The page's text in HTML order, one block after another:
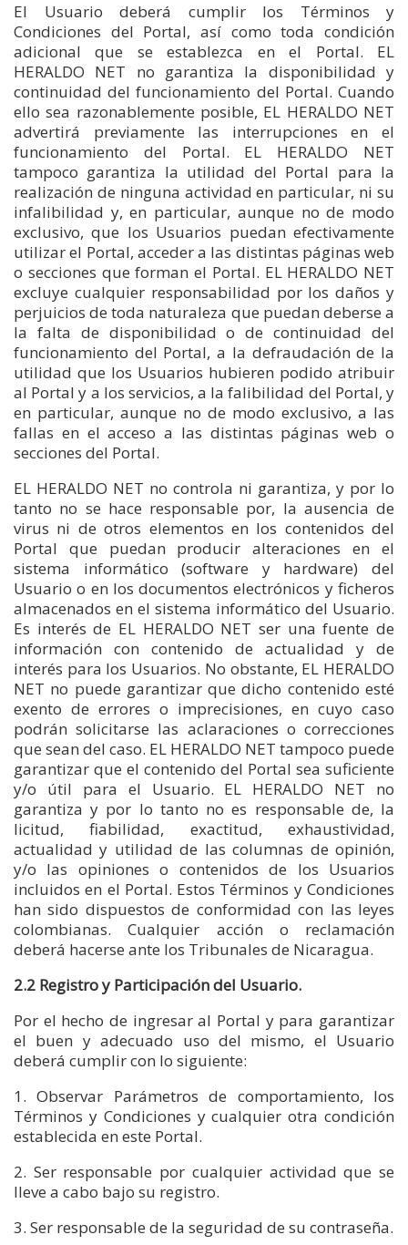
El Usuario deberá cumplir los Términos y
Condiciones del Portal, así como toda condición
adicional que se establezca en el Portal. EL
HERALDO NET no garantiza la disponibilidad y
continuidad del funcionamiento del Portal. Cuando
ello sea razonablemente posible, EL HERALDO NET
advertirá previamente las interrupciones en el
funcionamiento del Portal. EL HERALDO NET
tampoco garantiza la utilidad del Portal para la
realización de ninguna actividad en particular, ni su
infalibilidad y, en particular, aunque no de modo
exclusivo, que los Usuarios puedan efectivamente
utilizar el Portal, acceder a las distintas páginas web
o secciones que forman el Portal. EL HERALDO NET
excluye cualquier responsabilidad por los daños y
perjuicios de toda naturaleza que puedan deberse a
la falta de disponibilidad o de continuidad del
funcionamiento del Portal, a la defraudación de la
utilidad que los Usuarios hubieren podido atribuir
al Portal y a los servicios, a la falibilidad del Portal, y
en particular, aunque no de modo exclusivo, a las
fallas en el acceso a las distintas páginas web o
secciones del Portal.
EL HERALDO NET no controla ni garantiza, y por lo
tanto no se hace responsable por, la ausencia de
virus ni de otros elementos en los contenidos del
Portal que puedan producir alteraciones en el
sistema informático (software y hardware) del
Usuario o en los documentos electrónicos y ficheros
almacenados en el sistema informático del Usuario.
Es interés de EL HERALDO NET ser una fuente de
información con contenido de actualidad y de
interés para los Usuarios. No obstante, EL HERALDO
NET no puede garantizar que dicho contenido esté
exento de errores o imprecisiones, en cuyo caso
podrán solicitarse las aclaraciones o correcciones
que sean del caso. EL HERALDO NET tampoco puede
garantizar que el contenido del Portal sea suficiente
y/o útil para el Usuario. EL HERALDO NET no
garantiza y por lo tanto no es responsable de, la
licitud, fiabilidad, exactitud, exhaustividad,
actualidad y utilidad de las columnas de opinión,
y/o las opiniones o contenidos de los Usuarios
incluidos en el Portal. Estos Términos y Condiciones
han sido dispuestos de conformidad con las leyes
colombianas. Cualquier acción o reclamación
deberá hacerse ante los Tribunales de Nicaragua.
2.2 Registro y Participación del Usuario.
Por el hecho de ingresar al Portal y para garantizar
el buen y adecuado uso del mismo, el Usuario
deberá cumplir con lo siguiente:
1. Observar Parámetros de comportamiento, los
Términos y Condiciones y cualquier otra condición
establecida en este Portal.
2. Ser responsable por cualquier actividad que se
lleve a cabo bajo su registro.
3. Ser responsable de la seguridad de su contraseña.